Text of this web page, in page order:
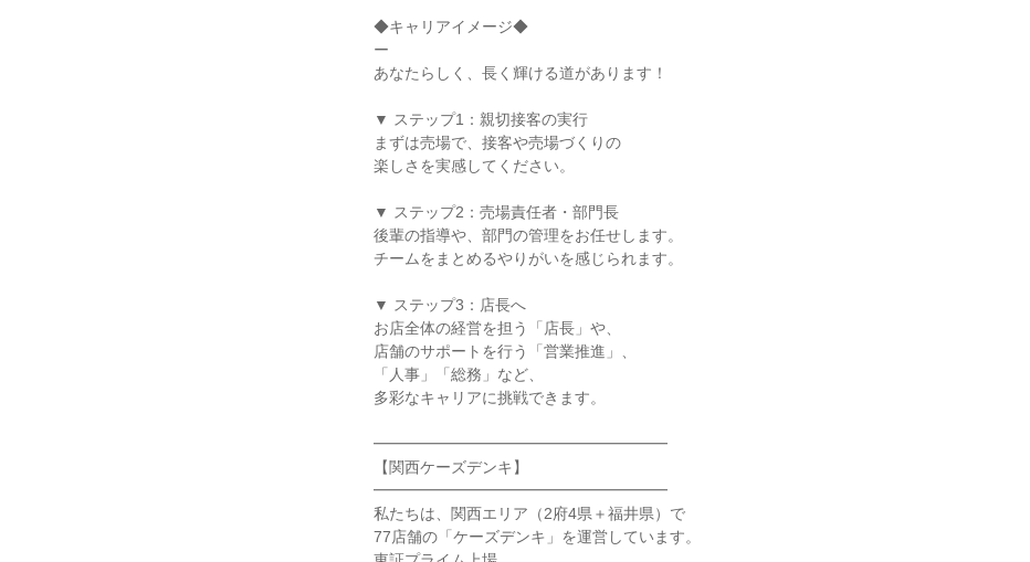
◆キャリアイメージ◆
ー
あなたらしく、長く輝ける道があります！
▼ ステップ1：親切接客の実行
まずは売場で、接客や売場づくりの
楽しさを実感してください。
▼ ステップ2：売場責任者・部門長
後輩の指導や、部門の管理をお任せします。
チームをまとめるやりがいを感じられます。
▼ ステップ3：店長へ
お店全体の経営を担う「店長」や、
店舗のサポートを行う「営業推進」、
「人事」「総務」など、
多彩なキャリアに挑戦できます。
━━━━━━━━━━━━━━━━━━━
【関西ケーズデンキ】
━━━━━━━━━━━━━━━━━━━
私たちは、関西エリア（2府4県＋福井県）で
77店舗の「ケーズデンキ」を運営しています。